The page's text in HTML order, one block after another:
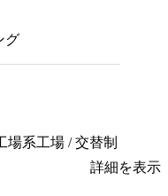
グ
場系工場 / 交替制
詳細を表示